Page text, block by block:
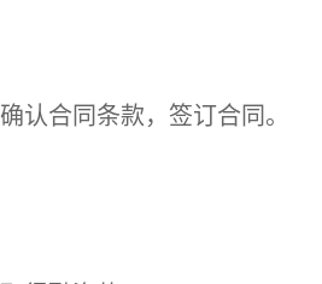
确认合同条款，签订合同。